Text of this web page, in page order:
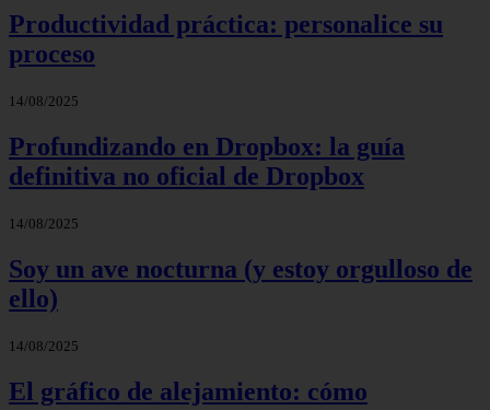
Productividad práctica: personalice su
proceso
14/08/2025
Profundizando en Dropbox: la guía
definitiva no oficial de Dropbox
14/08/2025
Soy un ave nocturna (y estoy orgulloso de
ello)
14/08/2025
El gráfico de alejamiento: cómo